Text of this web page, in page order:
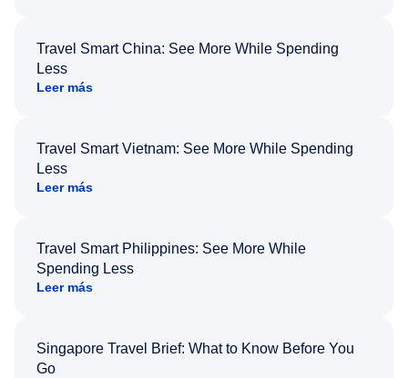
Travel Smart China: See More While Spending
Less
Leer más
Travel Smart Vietnam: See More While Spending
Less
Leer más
Travel Smart Philippines: See More While
Spending Less
Leer más
Singapore Travel Brief: What to Know Before You
Go